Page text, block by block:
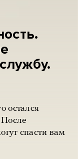
остался
спасти вам